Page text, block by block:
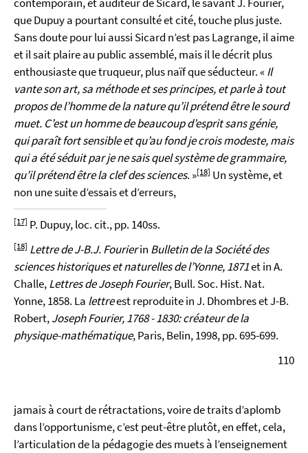
que Dupuy a pourtant consulté et cité, touche plus juste.
Sans doute pour lui aussi Sicard n’est pas Lagrange, il aime
et il sait plaire au public assemblé, mais il le décrit plus
enthousiaste que truqueur, plus naïf que séducteur. «Il
vante son art, sa méthode et ses principes, et parle à tout
propos de l’homme de la nature qu’il prétend être le sourd
muet. C’est un homme de beaucoup d’esprit sans génie,
qui paraît fort sensible et qu’au fond je crois modeste, mais
qui a été séduit par je ne sais quel système de grammaire,
qu’il prétend être la clef des sciences. »[18] Un système, et
non une suite d’essais et d’erreurs,
[17] P. Dupuy, loc. cit., pp. 140ss.
[18] Lettre de J-B.J. Fourierin Bulletin de la Société des
sciences historiques et naturelles de l’Yonne, 1871et in A.
Challe,Lettres de Joseph Fourier, Bull. Soc. Hist. Nat.
Yonne, 1858. La lettreest reproduite in J. Dhombres et J-B.
Robert,Joseph Fourier, 1768 - 1830: créateur de la
physique-mathématique, Paris, Belin, 1998, pp. 695-699.
110
jamais à court de rétractations, voire de traits d’aplomb
dans l’opportunisme, c’est peut-être plutôt, en effet, cela,
l’articulation de la pédagogie des muets à l’enseignement